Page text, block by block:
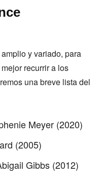
y variado, para
recurrir a los
una breve lista del
Meyer (2020)
(2005)
Gibbs (2012)